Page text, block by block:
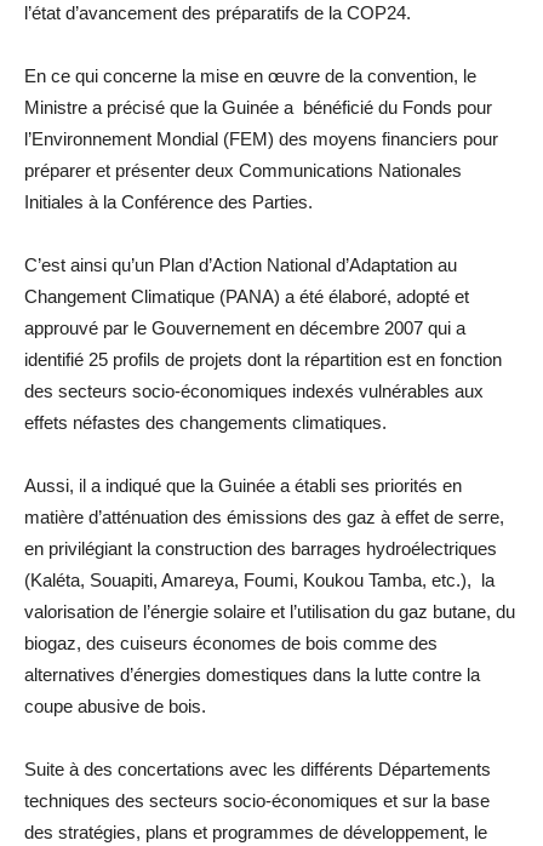
l’état d’avancement des préparatifs de la COP24.
En ce qui concerne la mise en œuvre de la convention, le
Ministre a précisé que la Guinée a bénéficié du Fonds pour
l’Environnement Mondial (FEM) des moyens financiers pour
préparer et présenter deux Communications Nationales
Initiales à la Conférence des Parties.
C’est ainsi qu’un Plan d’Action National d’Adaptation au
Changement Climatique (PANA) a été élaboré, adopté et
approuvé par le Gouvernement en décembre 2007 qui a
identifié 25 profils de projets dont la répartition est en fonction
des secteurs socio-économiques indexés vulnérables aux
effets néfastes des changements climatiques.
Aussi, il a indiqué que la Guinée a établi ses priorités en
matière d’atténuation des émissions des gaz à effet de serre,
en privilégiant la construction des barrages hydroélectriques
(Kaléta, Souapiti, Amareya, Foumi, Koukou Tamba, etc.), la
valorisation de l’énergie solaire et l’utilisation du gaz butane, du
biogaz, des cuiseurs économes de bois comme des
alternatives d’énergies domestiques dans la lutte contre la
coupe abusive de bois.
Suite à des concertations avec les différents Départements
techniques des secteurs socio-économiques et sur la base
des stratégies, plans et programmes de développement, le